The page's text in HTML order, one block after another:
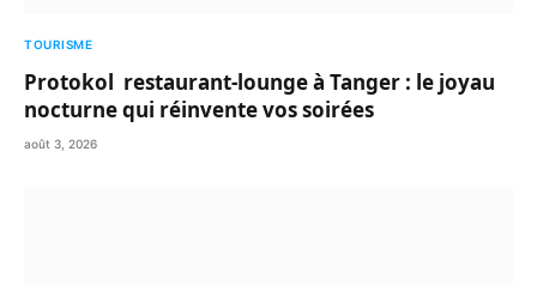
TOURISME
Protokol restaurant-lounge à Tanger : le joyau
nocturne qui réinvente vos soirées
août 3, 2026